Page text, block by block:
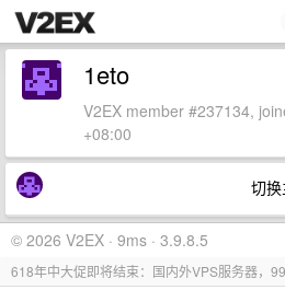
1eto
V2EX member #237134,
+08:00
切
© 2026 V2EX · 9ms · 3.9.8.5
618年中大促即将结束：国内外VPS服务器，